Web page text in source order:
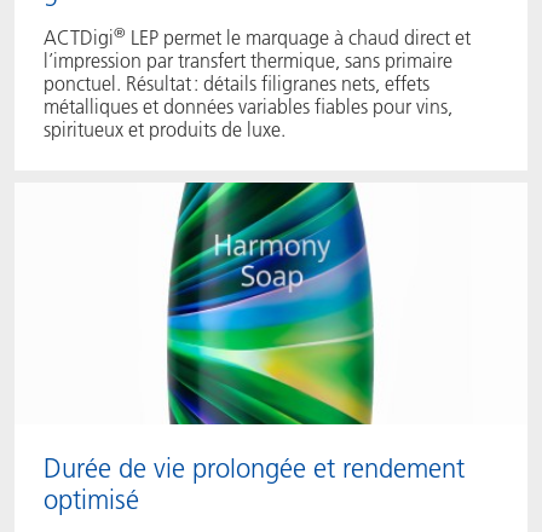
ACTDigi® LEP permet le marquage à chaud direct et
l’impression par transfert thermique, sans primaire
ponctuel. Résultat : détails filigranes nets, effets
métalliques et données variables fiables pour vins,
spiritueux et produits de luxe.
Durée de vie prolongée et rendement
optimisé